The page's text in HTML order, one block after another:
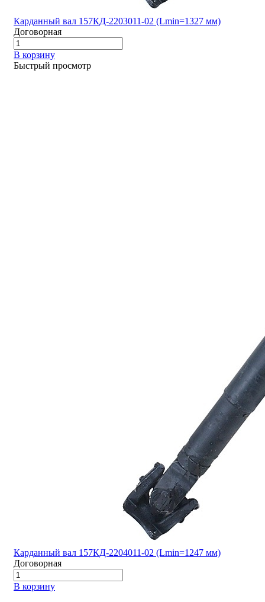
Карданный вал 157КД-2203011-02 (Lmin=1327 мм)
Договорная
В корзину
Быстрый просмотр
Карданный вал 157КД-2204011-02 (Lmin=1247 мм)
Договорная
В корзину